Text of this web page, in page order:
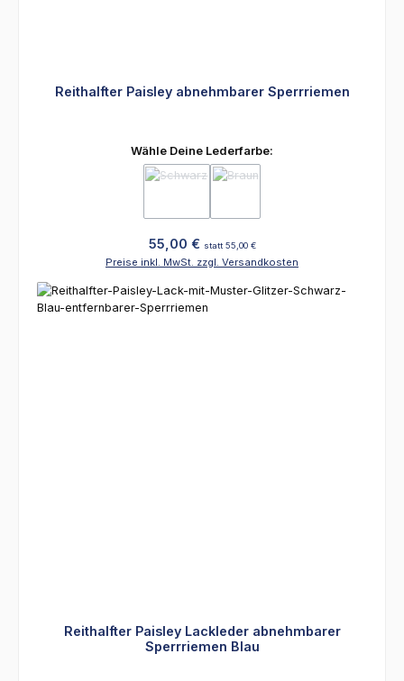
Reithalfter Paisley abnehmbarer Sperrriemen
Wähle Deine Lederfarbe:
Regulärer Preis:
55,00 € statt 55,00 €
Preise inkl. MwSt. zzgl. Versandkosten
Reithalfter Paisley Lackleder abnehmbarer
Sperrriemen Blau